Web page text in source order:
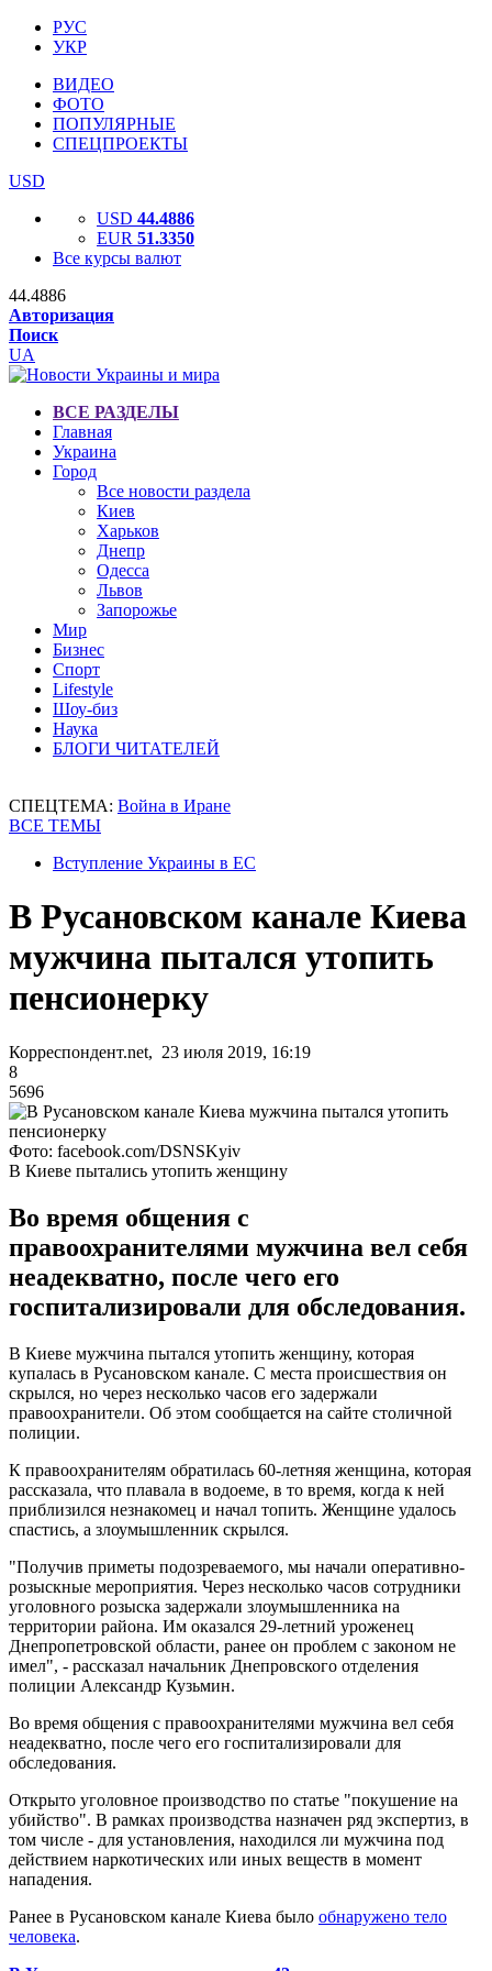
РУС
УКР
ВИДЕО
ФОТО
ПОПУЛЯРНЫЕ
СПЕЦПРОЕКТЫ
USD
USD 44.4886
EUR 51.3350
Все курсы валют
44.4886
Авторизация
Поиск
UA
ВСЕ РАЗДЕЛЫ
Главная
Украина
Город
Все новости раздела
Киев
Харьков
Днепр
Одесса
Львов
Запорожье
Мир
Бизнес
Спорт
Lifestyle
Шоу-биз
Наука
БЛОГИ ЧИТАТЕЛЕЙ
СПЕЦТЕМА: Война в Иране
ВСЕ ТЕМЫ
Вступление Украины в ЕС
В Русановском канале Киева
мужчина пытался утопить
пенсионерку
Корреспондент.net, 23 июля 2019, 16:19
8
5696
Фото: facebook.com/DSNSKyiv
В Киеве пытались утопить женщину
Во время общения с
правоохранителями мужчина вел себя
неадекватно, после чего его
госпитализировали для обследования.
В Киеве мужчина пытался утопить женщину, которая
купалась в Русановском канале. С места происшествия он
скрылся, но через несколько часов его задержали
правоохранители. Об этом сообщается на сайте столичной
полиции.
К правоохранителям обратилась 60-летняя женщина, которая
рассказала, что плавала в водоеме, в то время, когда к ней
приблизился незнакомец и начал топить. Женщине удалось
спастись, а злоумышленник скрылся.
"Получив приметы подозреваемого, мы начали оперативно-
розыскные мероприятия. Через несколько часов сотрудники
уголовного розыска задержали злоумышленника на
территории района. Им оказался 29-летний уроженец
Днепропетровской области, ранее он проблем с законом не
имел", - рассказал начальник Днепровского отделения
полиции Александр Кузьмин.
Во время общения с правоохранителями мужчина вел себя
неадекватно, после чего его госпитализировали для
обследования.
Открыто уголовное производство по статье "покушение на
убийство". В рамках производства назначен ряд экспертиз, в
том числе - для установления, находился ли мужчина под
действием наркотических или иных веществ в момент
нападения.
Ранее в Русановском канале Киева было обнаружено тело
человека.